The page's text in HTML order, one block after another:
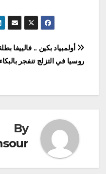
وزارة الدفاع أنه "في تمام
الساعة 2:07 من فجر
الإسرائيلي عدواناً جوياً
من اتجاه البحر
المتوسط…
تصفّح
المقالات
أولمبياد بكين .. فالييفا
روسيا في التزلج تنفجر بالبكاء
By